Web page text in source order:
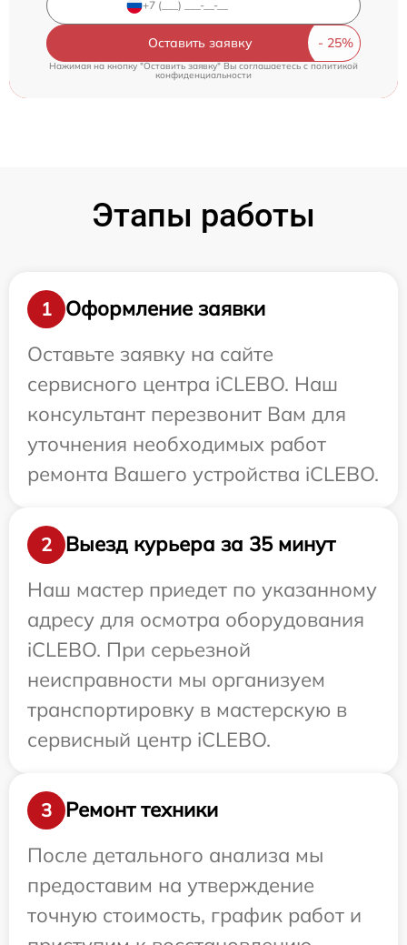
Оставить заявку
Нажимая на кнопку "Оставить заявку" Вы соглашаетесь cполитикой
конфиденциальности
Этапы работы
1
Оформление заявки
Оставьте заявку на сайте
сервисного центра iCLEBO. Наш
консультант перезвонит Вам для
уточнения необходимых работ
ремонта Вашего устройства iCLEBO.
2
Выезд курьера за 35 минут
Наш мастер приедет по указанному
адресу для осмотра оборудования
iCLEBO. При серьезной
неисправности мы организуем
транспортировку в мастерскую в
сервисный центр iCLEBO.
3
Ремонт техники
После детального анализа мы
предоставим на утверждение
точную стоимость, график работ и